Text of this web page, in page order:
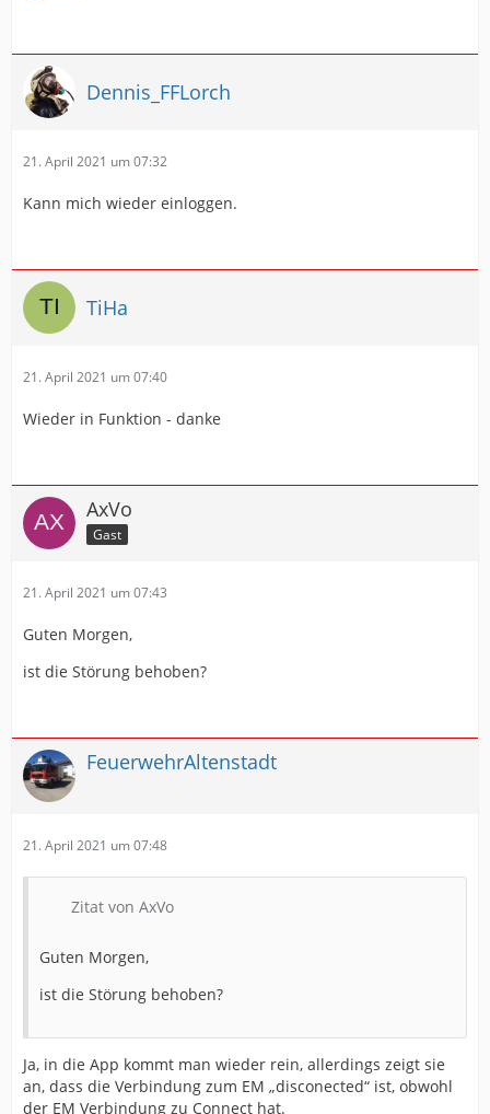
Dennis_FFLorch
21. April 2021 um 07:32
Kann mich wieder einloggen.
TiHa
21. April 2021 um 07:40
Wieder in Funktion - danke
AxVo
Gast
21. April 2021 um 07:43
Guten Morgen,
ist die Störung behoben?
FeuerwehrAltenstadt
21. April 2021 um 07:48
Zitat von AxVo
Guten Morgen,
ist die Störung behoben?
Ja, in die App kommt man wieder rein, allerdings zeigt sie
an, dass die Verbindung zum EM „disconected“ ist, obwohl
der EM Verbindung zu Connect hat.